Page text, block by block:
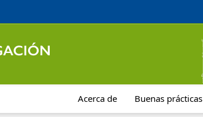
Acerca de Buenas prácticas